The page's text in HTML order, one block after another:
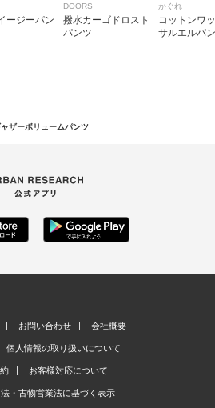
ージーパン
DOORS
撥水カーゴドロスト
パンツ
かぐれ
コットンワ
サルエルパ
ャザーボリュームパンツ
お問い合わせ 会社概要
個人情報の取り扱いについて
お客様対応について
・古物営業法に基づく表示